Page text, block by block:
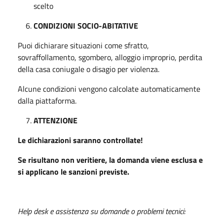
scelto
CONDIZIONI SOCIO-ABITATIVE
Puoi dichiarare situazioni come sfratto,
sovraffollamento, sgombero, alloggio improprio, perdita
della casa coniugale o disagio per violenza.
Alcune condizioni vengono calcolate automaticamente
dalla piattaforma.
ATTENZIONE
Le dichiarazioni saranno controllate!
Se risultano non veritiere, la domanda viene esclusa e
si applicano le sanzioni previste.
Help desk e assistenza su domande o problemi tecnici: